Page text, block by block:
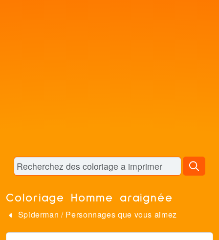
Coloriage Homme araignée
Spiderman / Personnages que vous aimez